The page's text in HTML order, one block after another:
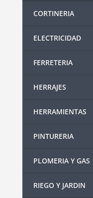
CORTINERIA
ELECTRICIDAD
FERRETERIA
HERRAJES
HERRAMIENTAS
PINTURERIA
PLOMERIA Y GAS
RIEGO Y JARDIN